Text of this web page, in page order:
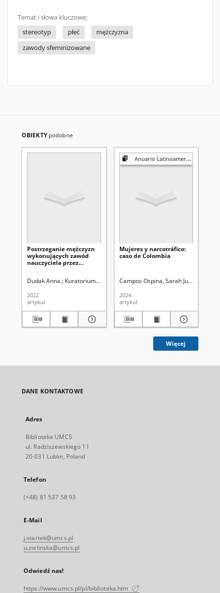
Temat i słowa kluczowe:
stereotyp
płeć
mężczyzna
zawody sfeminizowane
OBIEKTY podobne
Postrzeganie mężczyzn
wykonujących zawód
nauczyciela przez
Dudak Anna. Kuratorium Okręgu Szkolnego w Lublinie. Komisja
2022
artykuł
Anuario Latinoamericano
Mujeres y narcotráfico:
caso de Colombia
Campos Ospina, Sarah Juanita
2024
artykuł
Więcej
DANE KONTAKTOWE
Adres
Biblioteka UMCS
ul. Radziszewskiego 11
20-031 Lublin, Poland
Telefon
(+48) 81 537 58 93
E-Mail
j.startek@umcs.pl
u.zielinska@umcs.pl
Odwiedź nas!
https://www.umcs.pl/pl/biblioteka.htm